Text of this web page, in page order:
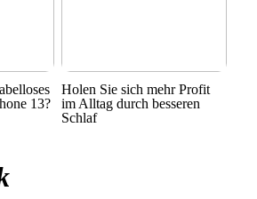
13?
Holen Sie sich mehr Profit
im Alltag durch besseren
Schlaf